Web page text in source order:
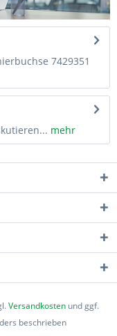
7429351
mehr
Versandkosten und ggf.
beschrieben